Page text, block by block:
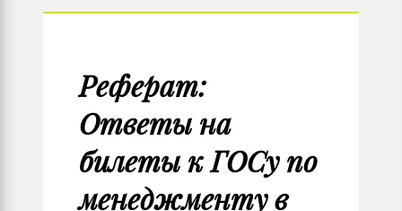
Реферат:
Ответы на
билеты к ГОСу по
менеджменту в